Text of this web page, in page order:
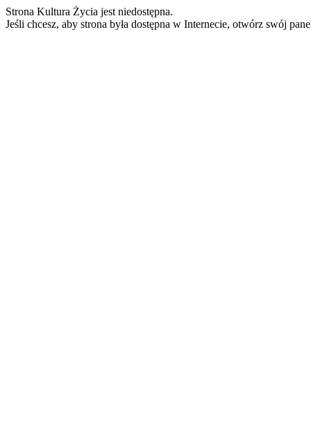
Strona Kultura Życia jest niedostępna.
Jeśli chcesz, aby strona była dostępna w Internecie, otwórz swój